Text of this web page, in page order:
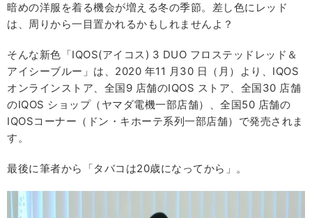
暗めの洋服を着る機会が増える冬の季節。差し色にレッド
は、周りから一目置かれるかもしれませんよ？
そんな新色「IQOS(アイコス) 3 DUO フロステッドレッド＆
アイシーブルー」は、2020 年11 月30 日（月）より、IQOS
オンラインストア、全国9 店舗のIQOS ストア、全国30 店舗
のIQOS ショップ（ヤマダ電機一部店舗）、全国50 店舗の
IQOSコーナー（ドン・キホーテ系列一部店舗）で発売されま
す。
最後に筆者から「タバコは20歳になってから」。